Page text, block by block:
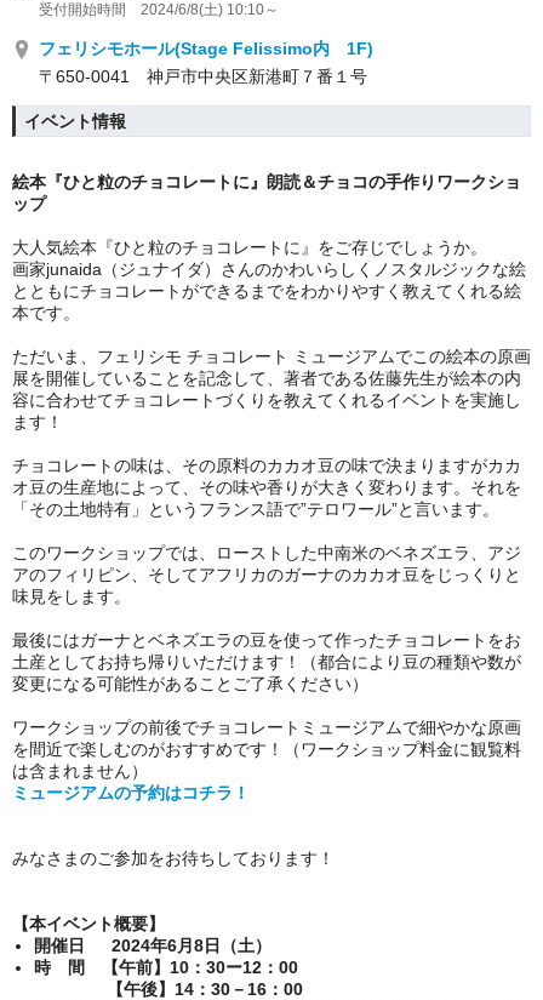
受付開始時間 2024/6/8(土) 10:10～
フェリシモホール(Stage Felissimo内 1F)
〒650-0041 神戸市中央区新港町７番１号
イベント情報
絵本『ひと粒のチョコレートに』朗読＆チョコの手作りワークショ
ップ
大人気絵本『ひと粒のチョコレートに』をご存じでしょうか。
画家junaida（ジュナイダ）さんのかわいらしくノスタルジックな絵
とともにチョコレートができるまでをわかりやすく教えてくれる絵
本です。
ただいま、フェリシモ チョコレート ミュージアムでこの絵本の原画
展を開催していることを記念して、著者である佐藤先生が絵本の内
容に合わせてチョコレートづくりを教えてくれるイベントを実施し
ます！
チョコレートの味は、その原料のカカオ豆の味で決まりますがカカ
オ豆の生産地によって、その味や香りが大きく変わります。 それを
「その土地特有」というフランス語で”テロワール”と言います。
このワークショップでは、ローストした中南米のベネズエラ、アジ
アのフィリピン、そしてアフリカのガーナのカカオ豆をじっくりと
味見をします。
最後にはガーナとベネズエラの豆を使って作ったチョコレートをお
土産としてお持ち帰りいただけます！（都合により豆の種類や数が
変更になる可能性があることご了承ください）
ワークショップの前後でチョコレートミュージアムで細やかな原画
を間近で楽しむのがおすすめです！（ワークショップ料金に観覧料
は含まれません）
ミュージアムの予約はコチラ！
みなさまのご参加をお待ちしております！
【本イベント概要】
開催日 2024年6月8日（土）
時 間 【午前】10：30ー12：00
【午後】14：30－16：00